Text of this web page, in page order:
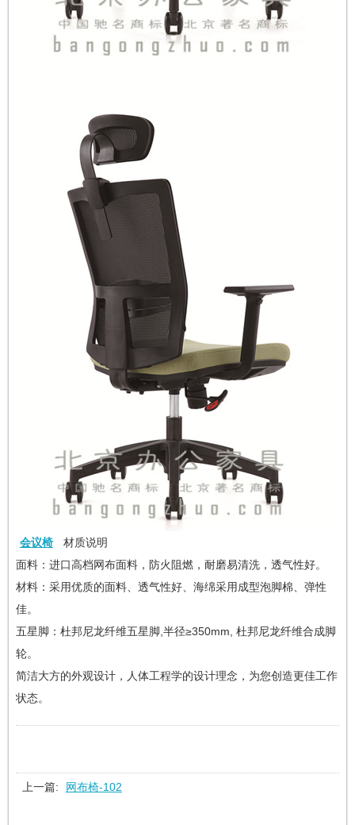
会议椅
材质说明
面料：进口高档网布面料，防火阻燃，耐磨易清洗，透气性好。
材料：采用优质的面料、透气性好、海绵采用成型泡脚棉、弹性
佳。
五星脚：杜邦尼龙纤维五星脚,半径≥350mm, 杜邦尼龙纤维合成脚
轮。
简洁大方的外观设计，人体工程学的设计理念，为您创造更佳工作
状态。
上一篇: 网布椅-102